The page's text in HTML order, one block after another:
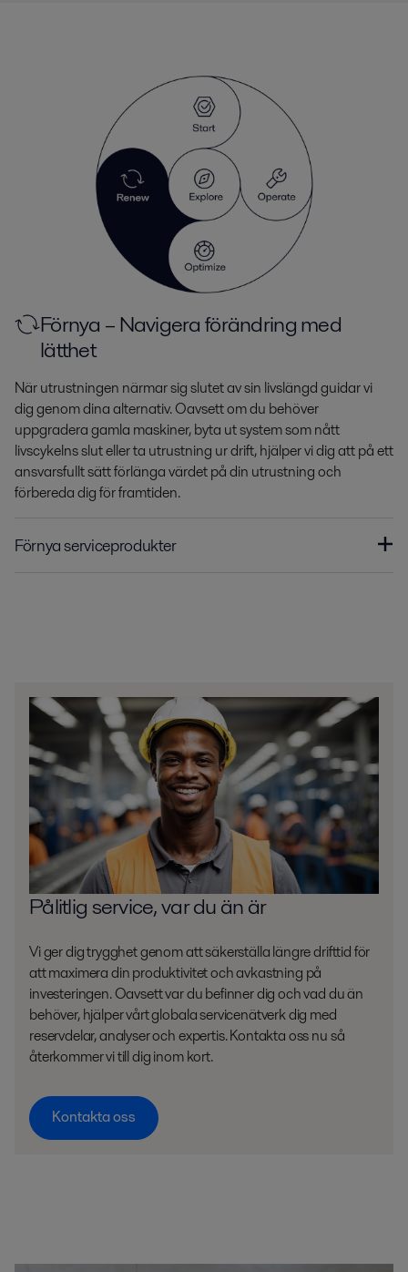
Förnya – Navigera förändring med
lätthet
När utrustningen närmar sig slutet av sin livslängd guidar vi
dig genom dina alternativ. Oavsett om du behöver
uppgradera gamla maskiner, byta ut system som nått
livscykelns slut eller ta utrustning ur drift, hjälper vi dig att på ett
ansvarsfullt sätt förlänga värdet på din utrustning och
förbereda dig för framtiden.
Förnya serviceprodukter
Pålitlig service, var du än är
Vi ger dig trygghet genom att säkerställa längre drifttid för
att maximera din produktivitet och avkastning på
investeringen. Oavsett var du befinner dig och vad du än
behöver, hjälper vårt globala servicenätverk dig med
reservdelar, analyser och expertis. Kontakta oss nu så
återkommer vi till dig inom kort.
Kontakta oss